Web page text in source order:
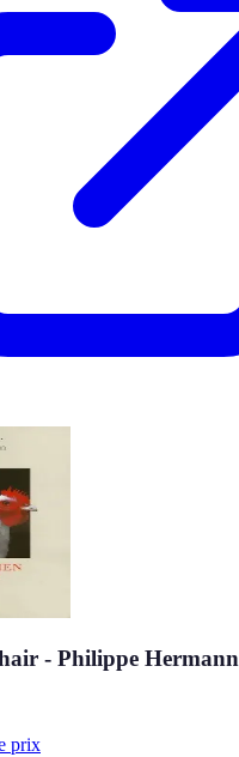
- Philippe Hermann
prix